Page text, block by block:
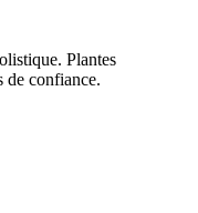
Plantes
de confiance.